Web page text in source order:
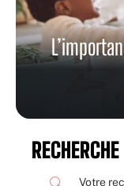
RECHERCHE